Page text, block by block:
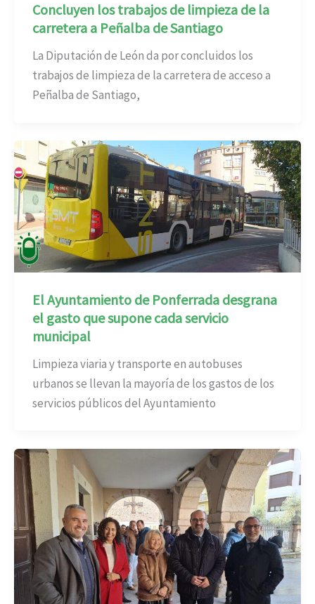
Concluyen los trabajos de limpieza de la
carretera a Peñalba de Santiago
La Diputación de León da por concluidos los
trabajos de limpieza de la carretera de acceso a
Peñalba de Santiago,
El Ayuntamiento de Ponferrada desgrana
el gasto que supone cada servicio
municipal
Limpieza viaria y transporte en autobuses
urbanos se llevan la mayoría de los gastos de los
servicios públicos del Ayuntamiento